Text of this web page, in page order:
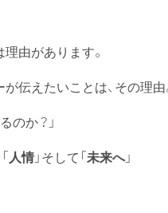
由があります。
伝えたいことは、その理由
のか？」
人情」そして「未来へ」